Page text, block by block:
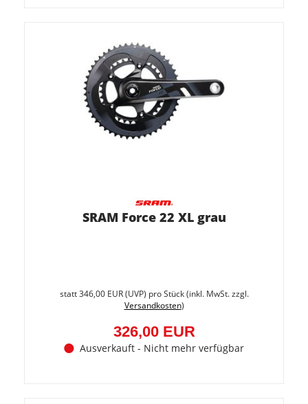
SRAM Force 22 XL grau
statt346,00 EUR(UVP) pro Stück (inkl. MwSt. zzgl.
Versandkosten)
326,00 EUR
Ausverkauft - Nicht mehr verfügbar